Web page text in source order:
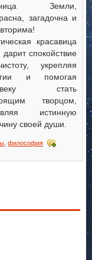
Земли,
загадочна и
красавица
дарит спокойствие
укрепляя
и помогая
стать
творцом,
истинную
своей души.
философия